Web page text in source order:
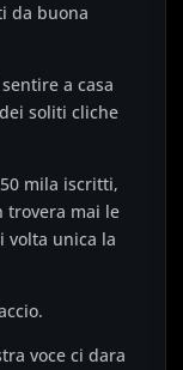
da buona
a casa
soliti cliche
mila iscritti,
trovera mai le
volta unica la
voce ci dara